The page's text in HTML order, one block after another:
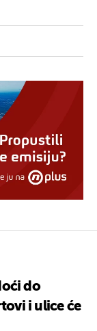
do
i ulice će